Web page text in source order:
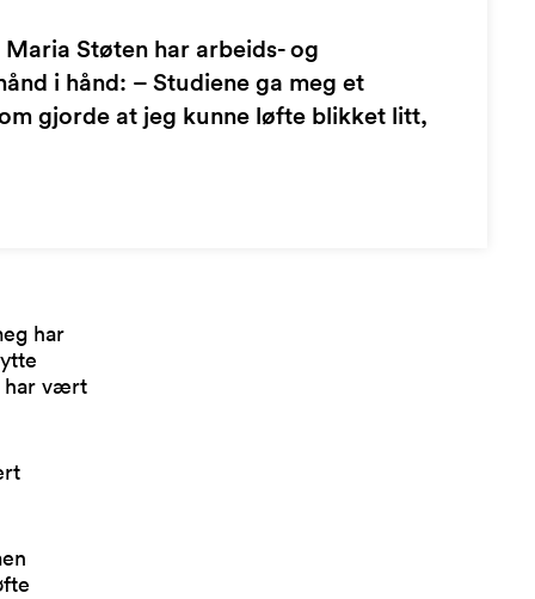
Støten har arbeids- og
i hånd: – Studiene ga meg et
gjorde at jeg kunne løfte blikket litt,
har
har vært